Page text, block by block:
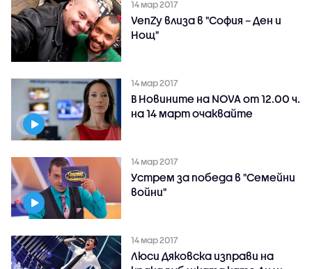
14 мар 2017
VenZy влиза в "София – Ден и
Нощ"
14 мар 2017
В Новините на NOVA от 12.00 ч.
на 14 март очаквайте
14 мар 2017
Устрем за победа в "Семейни
войни"
14 мар 2017
Люси Дяковска изправи на